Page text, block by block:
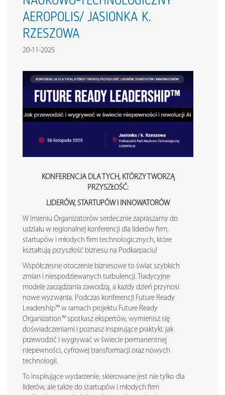
AEROPOLIS/ JASIONKA K.
RZESZOWA
20-11-2025
KONFERENCJA DLA TYCH, KTÓRZY TWORZĄ
PRZYSZŁOŚĆ:
LIDERÓW, STARTUPÓW I INNOWATORÓW
W imieniu Organizatorów serdecznie zapraszamy do
udziału w regionalnej konferencji dla liderów firm,
startupów i młodych firm technologicznych, które
kształtują przyszłość biznesu na Podkarpaciu!
Współczesne otoczenie biznesowe to świat szybkich
zmian i niespodziewanych turbulencji. Tradycyjne
modele zarządzania zawodzą, a każdy dzień przynosi
nowe wyzwania. Podczas konferencji Future Ready
Leadership™ w ramach projektu Future Ready
Organization™ spotkasz ekspertów, wymienisz się
doświadczeniami i poznasz inspirujące praktyki, jak
przewodzić i wygrywać w świecie permanentnej
niepewności, cyfrowej transformacji oraz nowych
technologii.
To inspirujące wydarzenie, skierowane jest nie tylko dla
liderów, ale także do startupów i młodych firm